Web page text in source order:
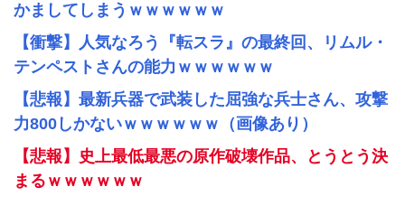
かましてしまうｗｗｗｗｗｗ
【衝撃】人気なろう『転スラ』の最終回、リムル・
テンペストさんの能力ｗｗｗｗｗｗ
【悲報】最新兵器で武装した屈強な兵士さん、攻撃
力800しかないｗｗｗｗｗｗ（画像あり）
【悲報】史上最低最悪の原作破壊作品、とうとう決
まるｗｗｗｗｗｗ